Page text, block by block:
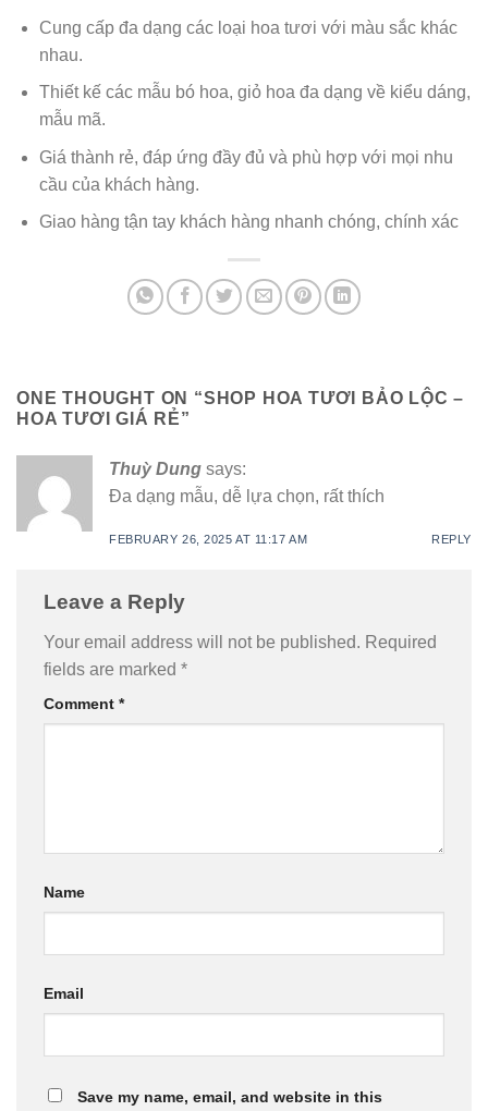
Cung cấp đa dạng các loại hoa tươi với màu sắc khác
nhau.
Thiết kế các mẫu bó hoa, giỏ hoa đa dạng về kiểu dáng,
mẫu mã.
Giá thành rẻ, đáp ứng đầy đủ và phù hợp với mọi nhu
cầu của khách hàng.
Giao hàng tận tay khách hàng nhanh chóng, chính xác
ONE THOUGHT ON “SHOP HOA TƯƠI BẢO LỘC –
HOA TƯƠI GIÁ RẺ”
Thuỳ Dung says:
Đa dạng mẫu, dễ lựa chọn, rất thích
FEBRUARY 26, 2025 AT 11:17 AM REPLY
Leave a Reply
Your email address will not be published. Required
fields are marked *
Comment *
Name
Email
Save my name, email, and website in this